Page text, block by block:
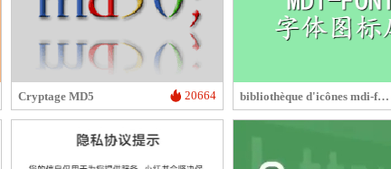
Cryptage MD5 20664 bibliothèque d'icônes mdi-font